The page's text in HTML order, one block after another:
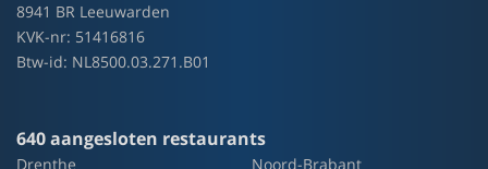
8941 BR Leeuwarden
KVK-nr: 51416816
Btw-id: NL8500.03.271.B01
640 aangesloten restaurants
Drenthe Noord-Brabant